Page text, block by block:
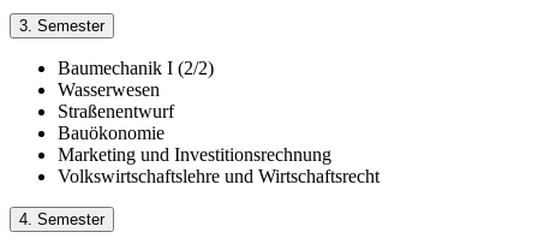
3. Semester
Baumechanik I (2/2)
Wasserwesen
Straßenentwurf
Bauökonomie
Marketing und Investitionsrechnung
Volkswirtschaftslehre und Wirtschaftsrecht
4. Semester